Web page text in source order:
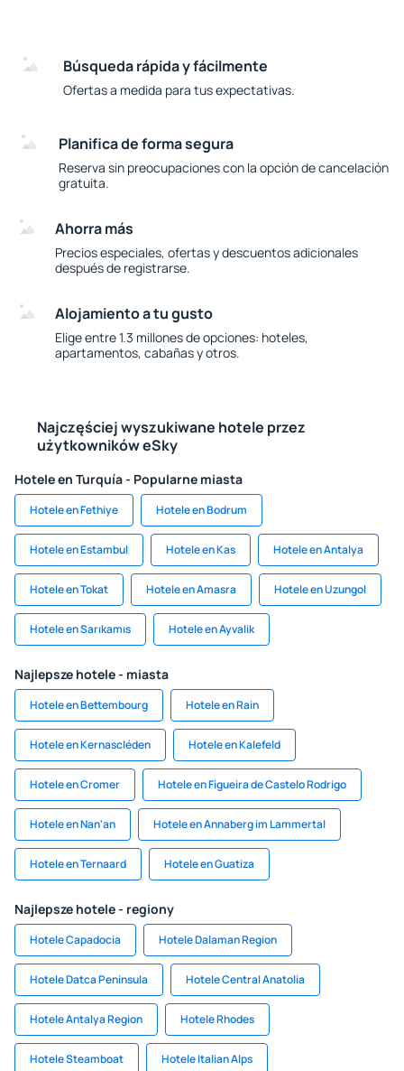
Búsqueda rápida y fácilmente
Ofertas a medida para tus expectativas.
Planifica de forma segura
Reserva sin preocupaciones con la opción de cancelación
gratuita.
Ahorra más
Precios especiales, ofertas y descuentos adicionales
después de registrarse.
Alojamiento a tu gusto
Elige entre 1.3 millones de opciones: hoteles,
apartamentos, cabañas y otros.
Najczęściej wyszukiwane hotele przez
użytkowników eSky
Hotele en Turquía - Popularne miasta
Hotele en Fethiye Hotele en Bodrum
Hotele en Estambul Hotele en Kas Hotele en Antalya
Hotele en Tokat Hotele en Amasra Hotele en Uzungol
Hotele en Sarıkamıs Hotele en Ayvalik
Najlepsze hotele - miasta
Hotele en Bettembourg Hotele en Rain
Hotele en Kernascléden Hotele en Kalefeld
Hotele en Cromer Hotele en Figueira de Castelo Rodrigo
Hotele en Nan'an Hotele en Annaberg im Lammertal
Hotele en Ternaard Hotele en Guatiza
Najlepsze hotele - regiony
Hotele Capadocia Hotele Dalaman Region
Hotele Datca Peninsula Hotele Central Anatolia
Hotele Antalya Region Hotele Rhodes
Hotele Steamboat Hotele Italian Alps